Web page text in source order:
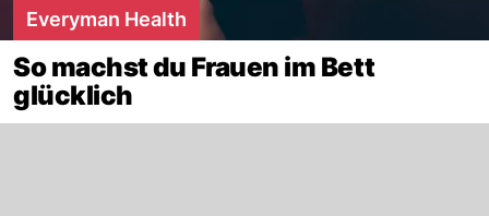
Everyman Health
So machst du Frauen im Bett
glücklich